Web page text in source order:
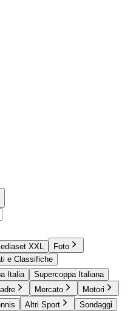
XXL
Foto
e Classifiche
Italia
Supercoppa Italiana
Mercato
Motori
Altri Sport
Sondaggi